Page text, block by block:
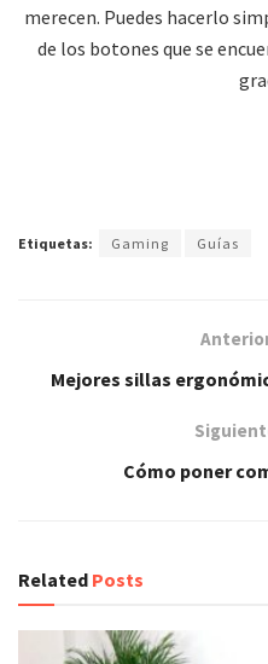
merecen. Puedes hacerlo
de los botones que se
Etiquetas: Gaming Guías
Mejores sillas
Cómo poner
Related Posts